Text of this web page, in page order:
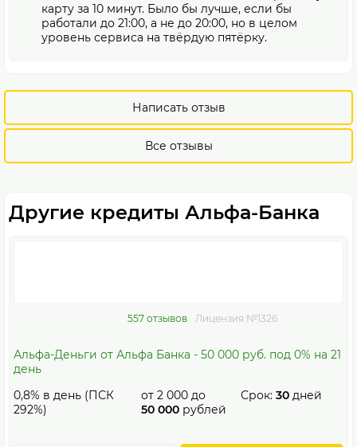
карту за 10 минут. Было бы лучше, если бы
работали до 21:00, а не до 20:00, но в целом
уровень сервиса на твёрдую пятёрку.
Написать отзыв
Все отзывы
Другие кредиты Альфа-Банка
557 отзывов Лицензия №1326
Альфа-Деньги от Альфа Банка - 50 000 руб. под 0% на 21
день
0,8% в день (ПСК
292%)
от 2 000 до
50 000 рублей
Срок: 30дней